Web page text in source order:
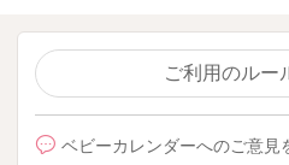
ご利用のルー
ベビーカレンダーへのご意見